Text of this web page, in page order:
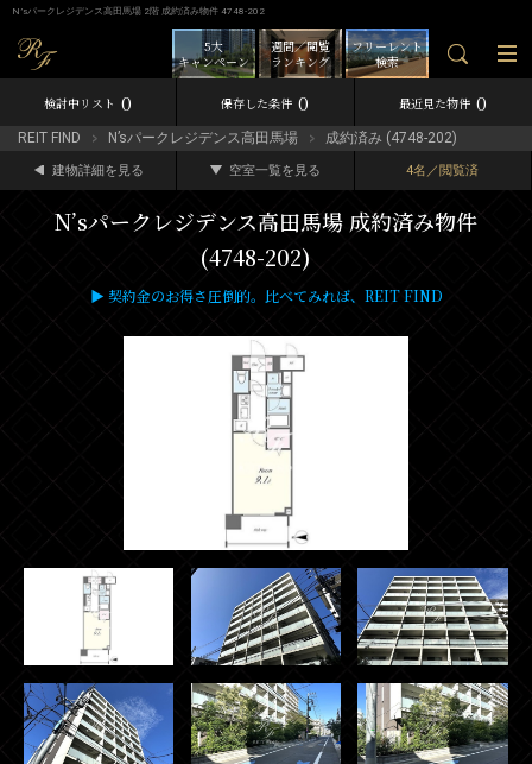
N’sパークレジデンス高田馬場 2階 成約済み物件 4748-202
フリーレント
検索
週間／閲覧
ランキング
5大
キャンペーン
検討中リスト 0 保存した条件 0 最近見た物件 0
REIT FIND N’sパークレジデンス高田馬場 成約済み (4748-202)
建物詳細を見る 空室一覧を見る 4名／閲覧済
N’sパークレジデンス高田馬場 成約済み物件
(4748-202)
▶ 契約金のお得さ圧倒的。比べてみれば、REIT FIND